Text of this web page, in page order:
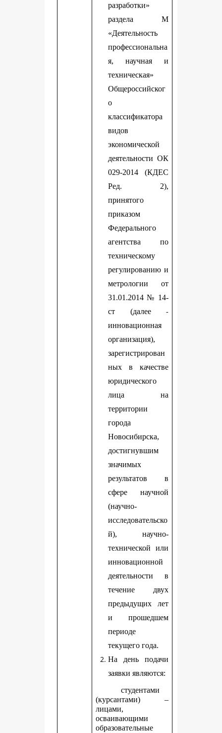
разработки»
раздела М
«Деятельность
профессиональна
я, научная и
техническая»
Общероссийског
о
классификатора
видов
экономической
деятельности ОК
029-2014 (КДЕС
Ред. 2),
принятого
приказом
Федерального
агентства по
техническому
регулированию и
метрологии от
31.01.2014 № 14-
ст (далее -
инновационная
организация),
зарегистрирован
ных в качестве
юридического
лица на
территории
города
Новосибирска,
достигнувшим
значимых
результатов в
сфере научной
(научно-
исследовательско
й), научно-
технической или
инновационной
деятельности в
течение двух
предыдущих лет
и прошедшем
периоде
текущего года.
На день подачи
заявки являются:
студентами
(курсантами) –
лицами,
осваивающими
образовательные